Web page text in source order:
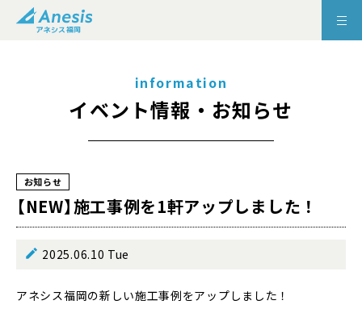
information
イベント情報・お知らせ
お知らせ
【NEW】施工事例を1軒アップしました！
2025.06.10 Tue
アネシス福岡の新しい施工事例をアップしました！